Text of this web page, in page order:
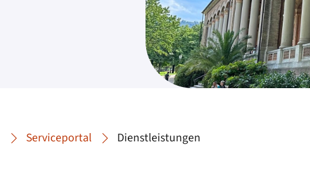
Serviceportal Dienstleistungen